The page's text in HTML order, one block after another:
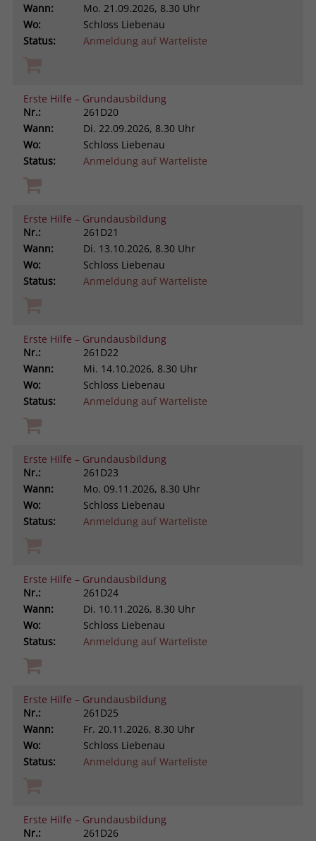
Wann:
Mo. 21.09.2026, 8.30 Uhr
Wo:
Schloss Liebenau
Status:
Anmeldung auf Warteliste
Erste Hilfe – Grundausbildung
Nr.:
261D20
Wann:
Di. 22.09.2026, 8.30 Uhr
Wo:
Schloss Liebenau
Status:
Anmeldung auf Warteliste
Erste Hilfe – Grundausbildung
Nr.:
261D21
Wann:
Di. 13.10.2026, 8.30 Uhr
Wo:
Schloss Liebenau
Status:
Anmeldung auf Warteliste
Erste Hilfe – Grundausbildung
Nr.:
261D22
Wann:
Mi. 14.10.2026, 8.30 Uhr
Wo:
Schloss Liebenau
Status:
Anmeldung auf Warteliste
Erste Hilfe – Grundausbildung
Nr.:
261D23
Wann:
Mo. 09.11.2026, 8.30 Uhr
Wo:
Schloss Liebenau
Status:
Anmeldung auf Warteliste
Erste Hilfe – Grundausbildung
Nr.:
261D24
Wann:
Di. 10.11.2026, 8.30 Uhr
Wo:
Schloss Liebenau
Status:
Anmeldung auf Warteliste
Erste Hilfe – Grundausbildung
Nr.:
261D25
Wann:
Fr. 20.11.2026, 8.30 Uhr
Wo:
Schloss Liebenau
Status:
Anmeldung auf Warteliste
Erste Hilfe – Grundausbildung
Nr.:
261D26